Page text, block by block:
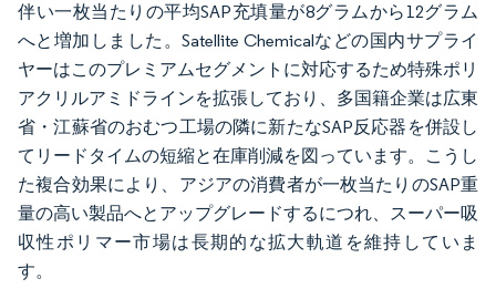
伴い一枚当たりの平均SAP充填量が8グラムから12グラム
へと増加しました。Satellite Chemicalなどの国内サプライ
ヤーはこのプレミアムセグメントに対応するため特殊ポリ
アクリルアミドラインを拡張しており、多国籍企業は広東
省・江蘇省のおむつ工場の隣に新たなSAP反応器を併設し
てリードタイムの短縮と在庫削減を図っています。こうし
た複合効果により、アジアの消費者が一枚当たりのSAP重
量の高い製品へとアップグレードするにつれ、スーパー吸
収性ポリマー市場は長期的な拡大軌道を維持していま
す。